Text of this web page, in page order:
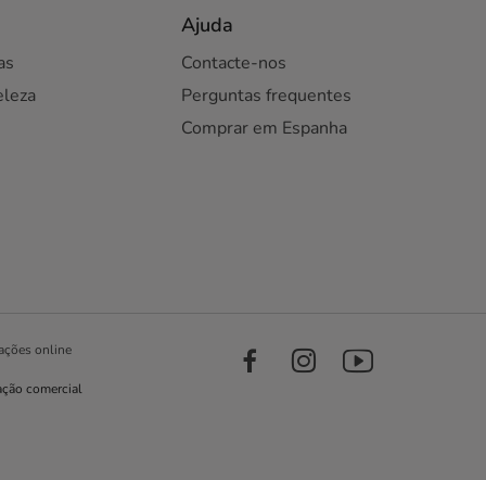
Ajuda
Contacte-nos
Perguntas frequentes
Comprar em Espanha
online
comercial